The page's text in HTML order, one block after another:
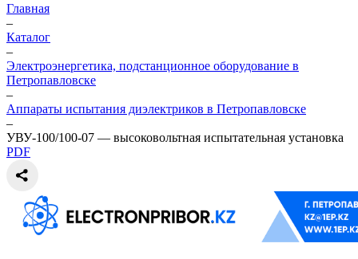
Главная
–
Каталог
–
Электроэнергетика, подстанционное оборудование в
Петропавловске
–
Аппараты испытания диэлектриков в Петропавловске
–
УВУ-100/100-07 — высоковольтная испытательная установка
PDF